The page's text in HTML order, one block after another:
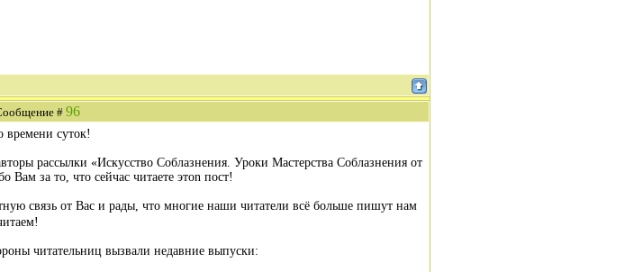
# 96
времени суток!
рассылки «Искусство Соблазнения. Уроки Мастерства Соблазнения от
за то, что сейчас читаете этоn пост!
связь от Вас и рады, что многие наши читатели всё больше пишут нам
читательниц вызвали недавние выпуски: